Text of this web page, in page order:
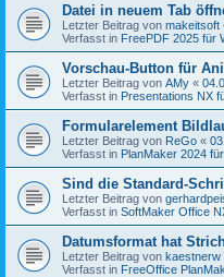
Datei in neuem Tab
Letzter Beitrag von makeitsoft
Verfasst in FreePDF 2025 für
Vorschau-Button für
Letzter Beitrag von AMy «
Verfasst in Presentations NX
Formularelement
Letzter Beitrag von ReGo «
Verfasst in PlanMaker 2024
Sind die Standard-
Letzter Beitrag von
Verfasst in SoftMaker Office
Datumsformat hat
Letzter Beitrag von kaestnerw
Verfasst in FreeOffice